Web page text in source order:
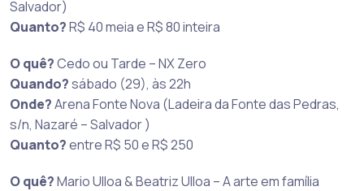
Salvador)
Quanto?R$ 40 meia e R$ 80 inteira
O quê?Cedo ou Tarde – NX Zero
Quando?sábado (29), às 22h
Onde?Arena Fonte Nova (Ladeira da Fonte das Pedras,
s/n, Nazaré – Salvador )
Quanto?entre R$ 50 e R$ 250
O quê?Mario Ulloa & Beatriz Ulloa – A arte em família